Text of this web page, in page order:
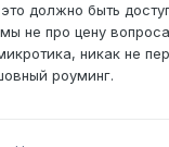
должно быть
не про цену
никак не
роуминг.